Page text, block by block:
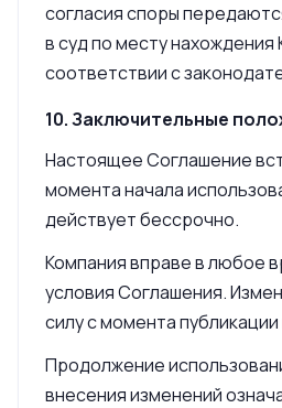
согласия споры
в суд по месту нахождения
соответствии с
10. Заключительные
Настоящее Соглашение
момента начала
действует бессрочно.
Компания вправе в любое
условия Соглашения.
силу с момента
Продолжение
внесения изменений